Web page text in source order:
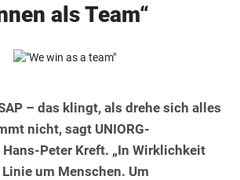
als Team“
– das klingt, als drehe sich alles
nicht, sagt UNIORG-
Peter Kreft. „In Wirklichkeit
um Menschen. Um